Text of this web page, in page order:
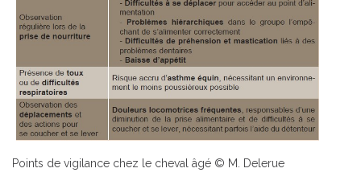
Points de vigilance chez le cheval âgé © M. Delerue